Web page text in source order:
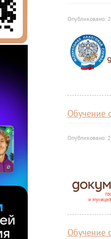
Опубликовано:
Обучение
Опубликовано:
Обучение